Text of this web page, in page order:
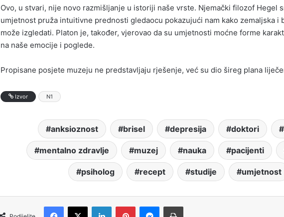
Ovo, u stvari, nije novo razmišljanje u istoriji naše vrste. Njemački filozof Hegel
umjetnost pruža intuitivne prednosti gledaocu pokazujući nam kako zemaljska i
može izgledati. Platon je, također, vjerovao da su umjetnosti moćne forme
na naše emocije i poglede.
Propisane posjete muzeju ne predstavljaju rješenje, već su dio šireg plana
Izvor N1
anksioznost brisel depresija doktori
mentalno zdravlje muzej nauka pacijenti
psiholog recept studije umjetnost